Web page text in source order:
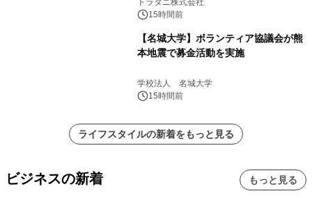
トラタニ株式会社
15時間前
【名城大学】ボランティア協議会が熊
本地震で募金活動を実施
学校法人 名城大学
15時間前
ライフスタイルの新着をもっと見る
ビジネスの新着 もっと見る